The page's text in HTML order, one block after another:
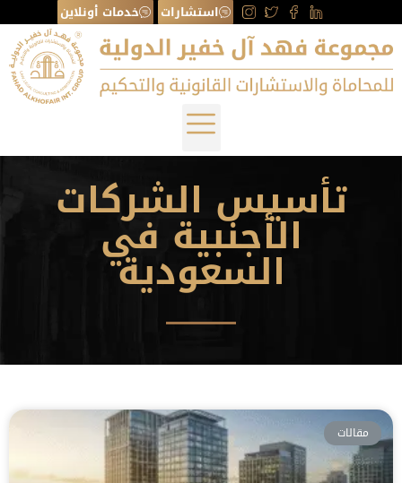
استشارات خدمات أونلاين
تأسيس الشركات
الأجنبية في
السعودية
مقالات